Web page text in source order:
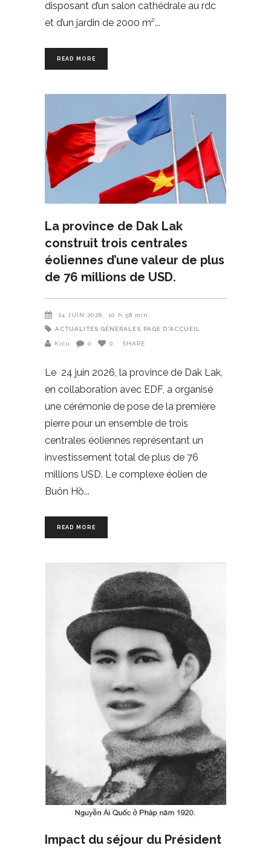
disposant d’un salon cathédrale au rdc
et d’un jardin de 2000 m²
READ MORE
La province de Dak Lak
construit trois centrales
éoliennes d’une valeur de plus
de 76 millions de USD.
24 JUIN 2026 10 h 58 min
ACTUALITÉS GÉNÉRALES PAGE D'ACCUEIL
Kicu 0 0 SHARE
Le 24 juin 2026, la province de Dak Lak,
en collaboration avec EDF, a organisé
une cérémonie de pose de la première
pierre pour un ensemble de trois
centrales éoliennes représentant un
investissement total de plus de 76
millions USD. Le complexe éolien de
Buôn Hồ
READ MORE
Impact du séjour du Président